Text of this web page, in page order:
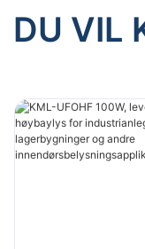
DU VIL